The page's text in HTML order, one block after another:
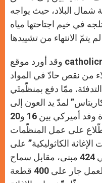
شمال البلاد، حيث يواجه
في خيم اجتاحتها مياه
وقد أورد موقع catholicnewsservice مقالة لدايل
من نقص حادّ في المواد
ممّا دفع بمنظّمتَي
لمدّ يد العون إلى
المهجّرين، بالتزامن مع زيارة وفد أميركي بين 16 و20
على عمل المنظّمات
الكاثوليكية” على
تركيب نوافذ وأبواب عازلة في 424 مبنى، مقابل سماح
المالكين ببقاء المهجّرين، والعمل جار على 400 قطعة